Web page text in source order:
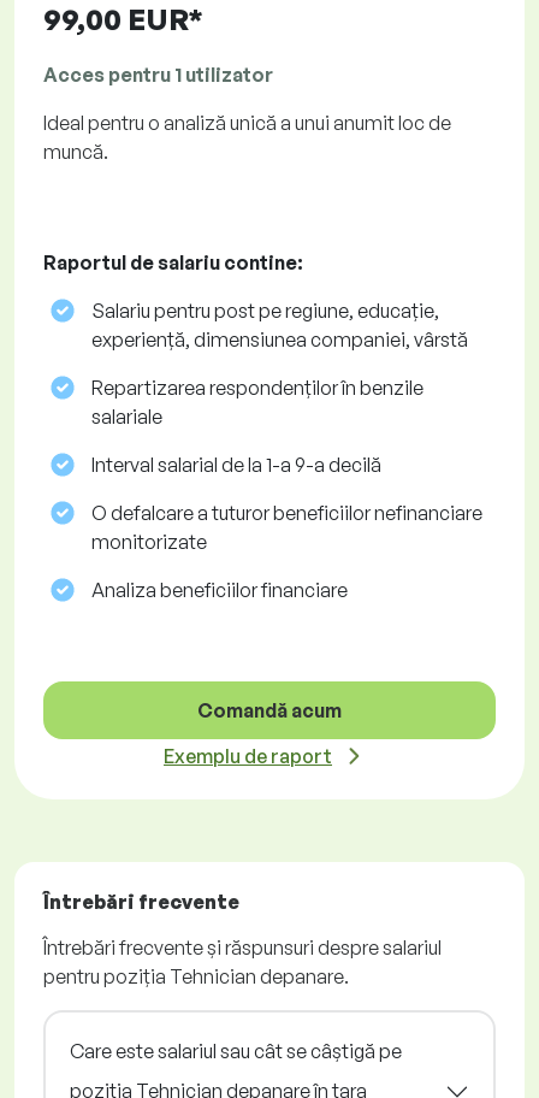
99,00 EUR*
Acces pentru 1 utilizator
Ideal pentru o analiză unică a unui anumit loc de
muncă.
Raportul de salariu contine:
Salariu pentru post pe regiune, educație,
experiență, dimensiunea companiei, vârstă
Repartizarea respondenților în benzile
salariale
Interval salarial de la 1-a 9-a decilă
O defalcare a tuturor beneficiilor nefinanciare
monitorizate
Analiza beneficiilor financiare
Comandă acum
Exemplu de raport
Întrebări frecvente
Întrebări frecvente și răspunsuri despre salariul
pentru poziția Tehnician depanare.
Care este salariul sau cât se câștigă pe
poziția Tehnician depanare în țara